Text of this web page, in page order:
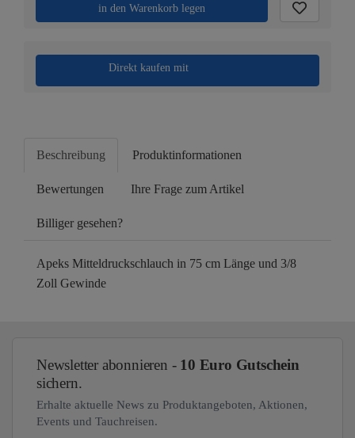
in den Warenkorb legen
Direkt kaufen mit
Beschreibung Produktinformationen
Bewertungen Ihre Frage zum Artikel
Billiger gesehen?
Apeks Mitteldruckschlauch in 75 cm Länge und 3/8
Zoll Gewinde
Newsletter abonnieren - 10 Euro Gutschein
sichern.
Erhalte aktuelle News zu Produktangeboten, Aktionen,
Events und Tauchreisen.